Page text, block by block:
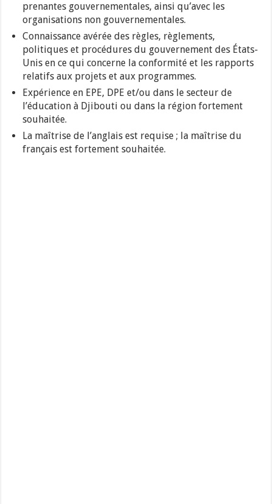
prenantes gouvernementales, ainsi qu’avec les
organisations non gouvernementales.
Connaissance avérée des règles, règlements,
politiques et procédures du gouvernement des États-
Unis en ce qui concerne la conformité et les rapports
relatifs aux projets et aux programmes.
Expérience en EPE, DPE et/ou dans le secteur de
l’éducation à Djibouti ou dans la région fortement
souhaitée.
La maîtrise de l’anglais est requise ; la maîtrise du
français est fortement souhaitée.